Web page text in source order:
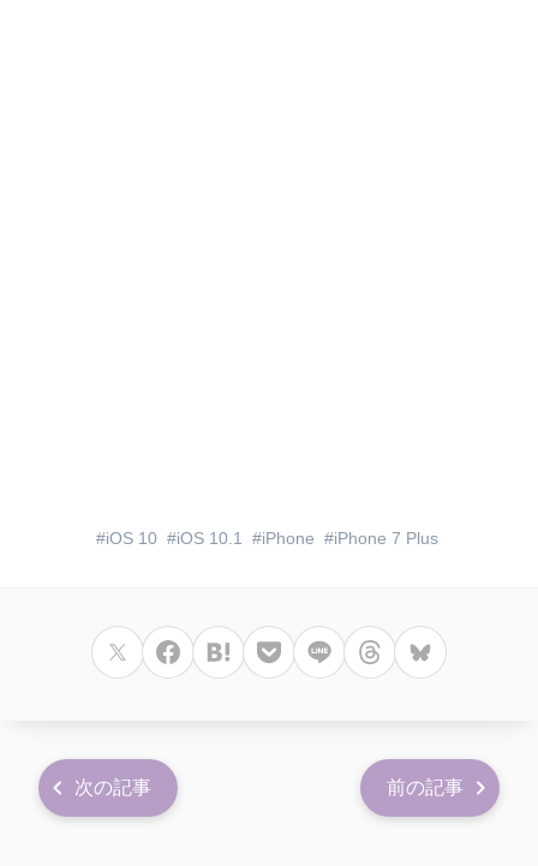
iOS 10 iOS 10.1 iPhone iPhone 7 Plus
次の記事 前の記事